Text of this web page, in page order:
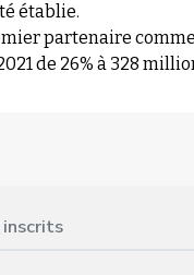
établie.
partenaire
de 26% à 328
inscrits